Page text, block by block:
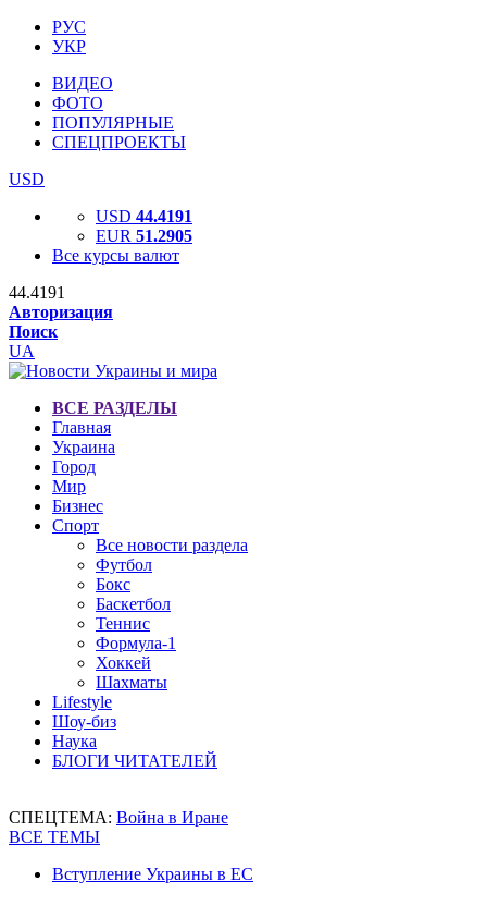
РУС
УКР
ВИДЕО
ФОТО
ПОПУЛЯРНЫЕ
СПЕЦПРОЕКТЫ
USD
USD 44.4191
EUR 51.2905
Все курсы валют
44.4191
Авторизация
Поиск
UA
ВСЕ РАЗДЕЛЫ
Главная
Украина
Город
Мир
Бизнес
Спорт
Все новости раздела
Футбол
Бокс
Баскетбол
Теннис
Формула-1
Хоккей
Шахматы
Lifestyle
Шоу-биз
Наука
БЛОГИ ЧИТАТЕЛЕЙ
СПЕЦТЕМА: Война в Иране
ВСЕ ТЕМЫ
Вступление Украины в ЕС